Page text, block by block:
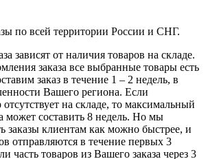
по всей территории России и СНГ.
зависят от наличия товаров на складе.
заказа все выбранные товары есть
заказ в течение 1 – 2 недель, в
Вашего региона. Если
на складе, то максимальный
может составить 8 недель. Но мы
заказы клиентам как можно быстрее, и
отправляются в течение первых 3
часть товаров из Вашего заказа через 3